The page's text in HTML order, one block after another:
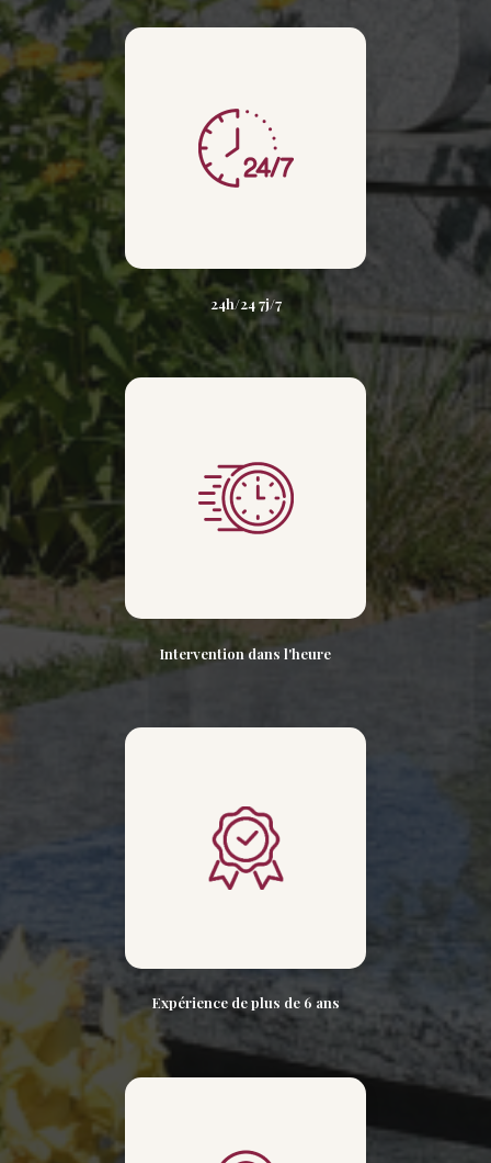
24h/24 7j/7
Intervention dans l'heure
Expérience de plus de 6 ans